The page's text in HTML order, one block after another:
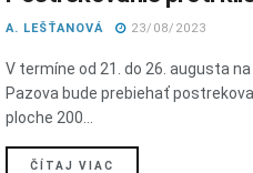
A. LEŠŤANOVÁ 23/08/2023
V termíne od 21. do 26. augusta
Pazova bude prebiehať
ploche 200...
ČÍTAJ VIAC